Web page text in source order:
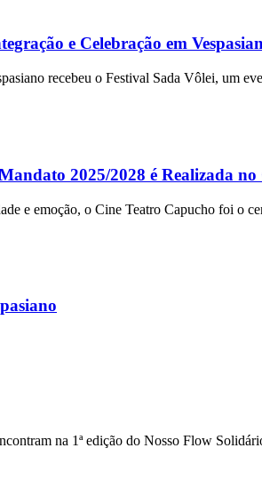
e Celebração em
recebeu o Festival Sada Vôlei, um
2025/2028 é Realizada
e emoção, o Cine Teatro Capucho foi o
na 1ª edição do Nosso Flow